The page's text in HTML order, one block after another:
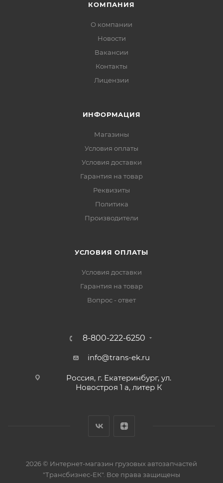
КОМПАНИЯ
О компании
Новости
Вакансии
Контакты
Лицензии
ИНФОРМАЦИЯ
Магазины
Условия оплаты
Условия доставки
Гарантия на товар
Реквизиты
Политика
Производители
УСЛОВИЯ ОПЛАТЫ
Условия доставки
Гарантия на товар
Вопрос - ответ
8-800-222-6250
info@trans-ek.ru
Россия, г. Екатеринбург, ул.
Новостроя 1 а, литер К
2026 © Интернет-магазин грузовых автозапчастей
"Трансбизнес-ЕК" . Все права защищены